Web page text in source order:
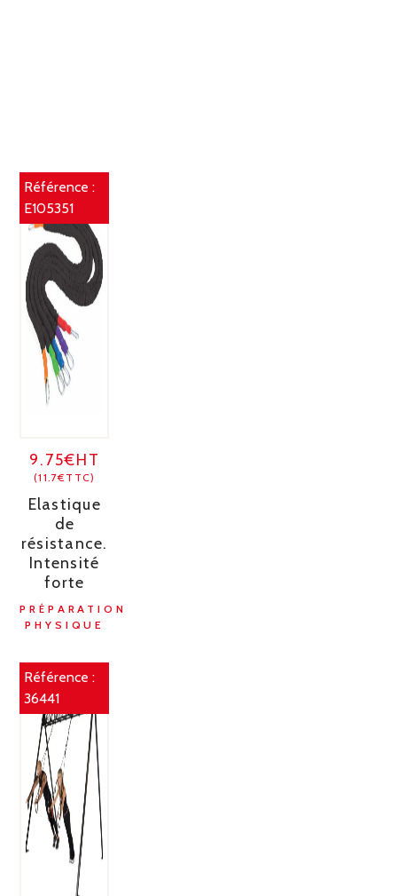
Référence :
E105351
9.75€HT
(11.7€TTC)
Elastique
de
résistance.
Intensité
forte
PRÉPARATION
PHYSIQUE
Référence :
36441